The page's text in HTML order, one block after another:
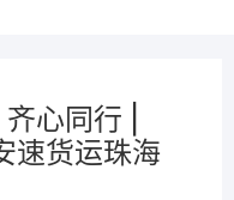
心同行 |
速货运珠海